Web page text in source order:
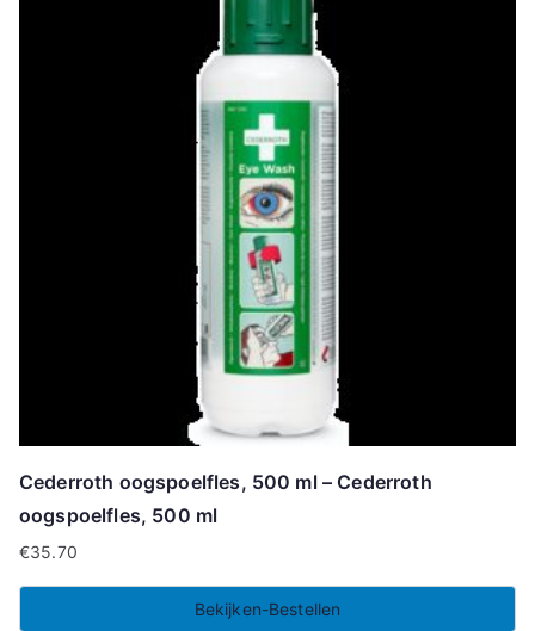
Cederroth oogspoelfles, 500 ml – Cederroth
oogspoelfles, 500 ml
€35.70
Bekijken-Bestellen